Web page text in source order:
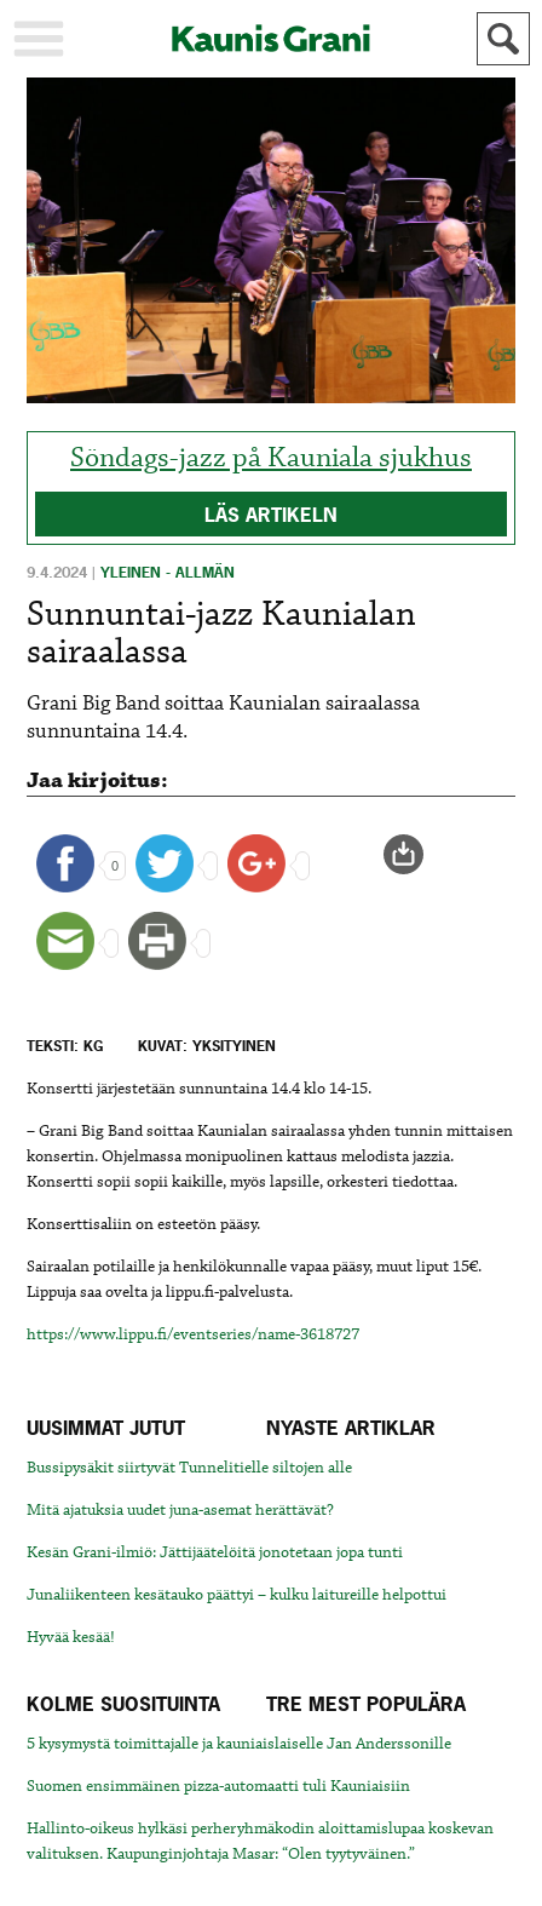
KAUPUNKI
AJANKOHTAISTA
AKTUELLT
URHEILU
IDROTT
KULTTUURI
KULTUR
HISTORIA
HISTORIA
YLEINEN
ALLMÄN
MAINOSTAJILLE
FÖR
ANNONSÖRER
Söndags-jazz på Kauniala sjukhus
LÄS ARTIKELN
9.4.2024 |YLEINEN - ALLMÄN
Sunnuntai-jazz Kaunialan
sairaalassa
Grani Big Band soittaa Kaunialan sairaalassa
sunnuntaina 14.4.
Jaa kirjoitus:
0
TEKSTI: KG KUVAT: YKSITYINEN
Konsertti järjestetään sunnuntaina 14.4 klo 14-15.
– Grani Big Band soittaa Kaunialan sairaalassa yhden tunnin mittaisen
konsertin. Ohjelmassa monipuolinen kattaus melodista jazzia.
Konsertti sopii sopii kaikille, myös lapsille, orkesteri tiedottaa.
Konserttisaliin on esteetön pääsy.
Sairaalan potilaille ja henkilökunnalle vapaa pääsy, muut liput 15€.
Lippuja saa ovelta ja lippu.fi-palvelusta.
https://www.lippu.fi/eventseries/name-3618727
UUSIMMAT JUTUT NYASTE ARTIKLAR
Bussipysäkit siirtyvät Tunnelitielle siltojen alle
Mitä ajatuksia uudet juna-asemat herättävät?
Kesän Grani-ilmiö: Jättijäätelöitä jonotetaan jopa tunti
Junaliikenteen kesätauko päättyi – kulku laitureille helpottui
Hyvää kesää!
KOLME SUOSITUINTA TRE MEST POPULÄRA
5 kysymystä toimittajalle ja kauniaislaiselle Jan Anderssonille
Suomen ensimmäinen pizza-automaatti tuli Kauniaisiin
Hallinto-oikeus hylkäsi perheryhmäkodin aloittamislupaa koskevan
valituksen. Kaupunginjohtaja Masar: “Olen tyytyväinen.”